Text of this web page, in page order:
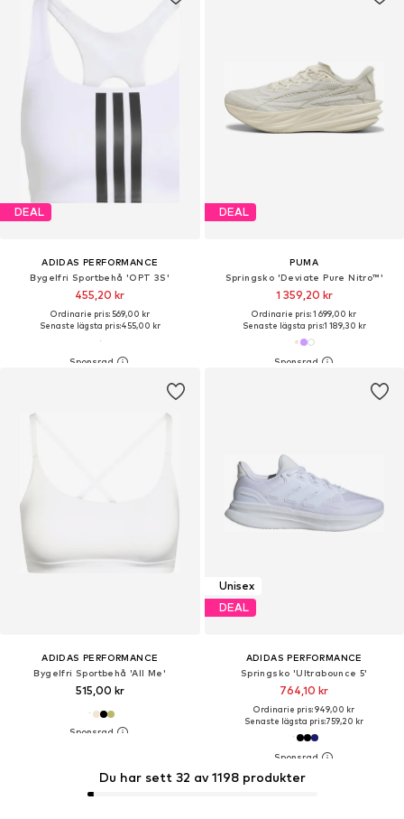
DEAL
ADIDAS PERFORMANCE
Bygelfri Sportbehå 'OPT 3S'
455,20 kr
Ordinarie pris: 569,00 kr
Senaste lägsta pris:455,00 kr
DEAL
PUMA
Springsko 'Deviate Pure Nitro™'
1 359,20 kr
Ordinarie pris: 1 699,00 kr
Senaste lägsta pris:1 189,30 kr
ADIDAS PERFORMANCE
Bygelfri Sportbehå 'All Me'
515,00 kr
Unisex
DEAL
ADIDAS PERFORMANCE
Springsko 'Ultrabounce 5'
764,10 kr
Ordinarie pris: 949,00 kr
Senaste lägsta pris:759,20 kr
Du har sett 32 av 1198 produkter